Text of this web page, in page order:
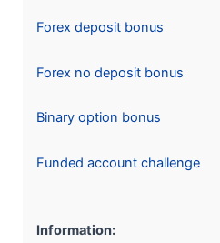
Forex deposit bonus
Forex no deposit bonus
Binary option bonus
Funded account challenge
Information: